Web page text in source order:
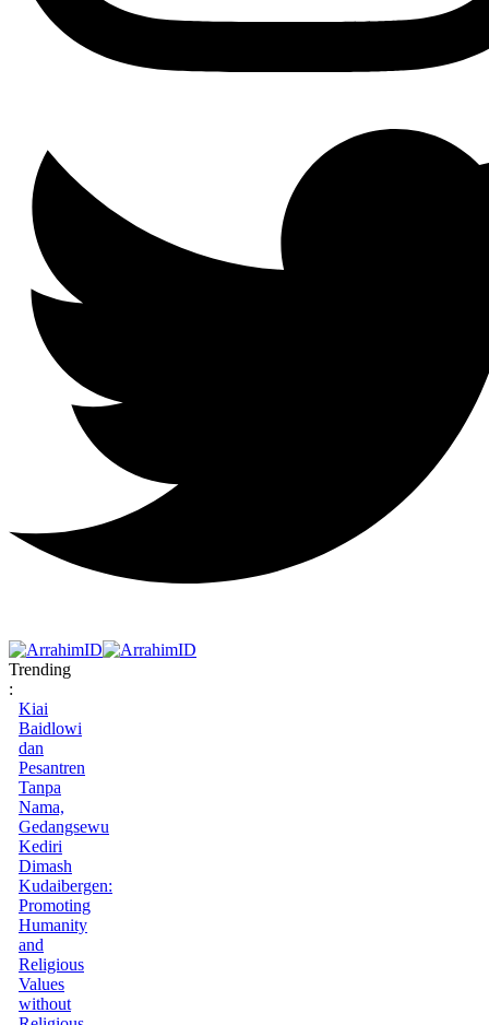
Trending
:
Kiai
Baidlowi
dan
Pesantren
Tanpa
Nama,
Gedangsewu
Kediri
Dimash
Kudaibergen:
Promoting
Humanity
and
Religious
Values
without